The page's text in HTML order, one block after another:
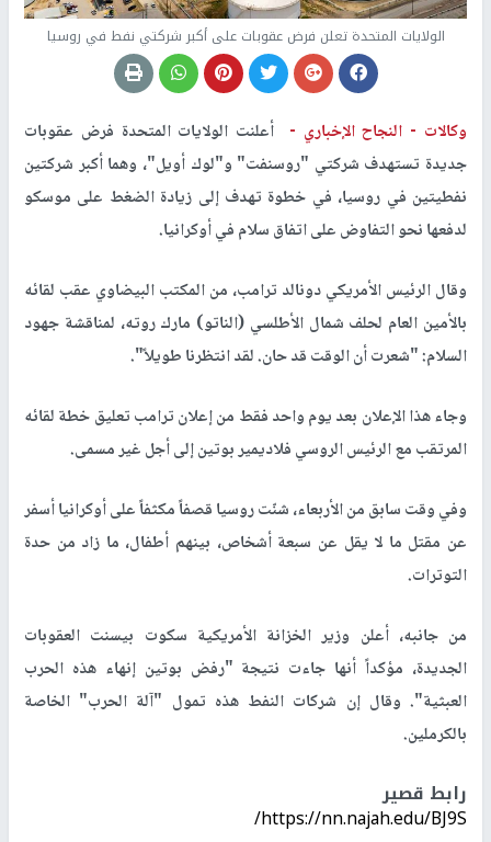
الولايات المتحدة تعلن فرض عقوبات على أكبر شركتي نفط في روسيا
وكالات - النجاح الإخباري - أعلنت الولايات المتحدة فرض عقوبات
جديدة تستهدف شركتي "روسنفت" و"لوك أويل"، وهما أكبر شركتين
نفطيتين في روسيا، في خطوة تهدف إلى زيادة الضغط على موسكو
لدفعها نحو التفاوض على اتفاق سلام في أوكرانيا.
وقال الرئيس الأمريكي دونالد ترامب، من المكتب البيضاوي عقب لقائه
بالأمين العام لحلف شمال الأطلسي (الناتو) مارك روته، لمناقشة جهود
السلام: "شعرت أن الوقت قد حان. لقد انتظرنا طويلاً".
وجاء هذا الإعلان بعد يوم واحد فقط من إعلان ترامب تعليق خطة لقائه
المرتقب مع الرئيس الروسي فلاديمير بوتين إلى أجل غير مسمى.
وفي وقت سابق من الأربعاء، شنّت روسيا قصفاً مكثفاً على أوكرانيا أسفر
عن مقتل ما لا يقل عن سبعة أشخاص، بينهم أطفال، ما زاد من حدة
التوترات.
من جانبه، أعلن وزير الخزانة الأمريكية سكوت بيسنت العقوبات
الجديدة، مؤكداً أنها جاءت نتيجة "رفض بوتين إنهاء هذه الحرب
العبثية". وقال إن شركات النفط هذه تمول "آلة الحرب" الخاصة
بالكرملين.
رابط قصير
https://nn.najah.edu/BJ9S/